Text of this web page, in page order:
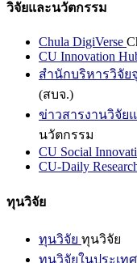
วิจัยและนวัตกรรม
Chula DigiVerse
CU Innovation
สำนักบริหารวิจัย
(สบจ.)
ข่าวสารงานวิจัย
นวัตกรรม
CU Social
CU-Daily
ทุนวิจัย
ทุนวิจัย ทุนวิจัย
ทุนวิจัยในประเทศ